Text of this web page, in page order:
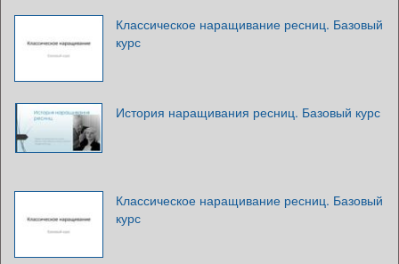
Классическое наращивание ресниц. Базовый
курс
История наращивания ресниц. Базовый курс
Классическое наращивание ресниц. Базовый
курс